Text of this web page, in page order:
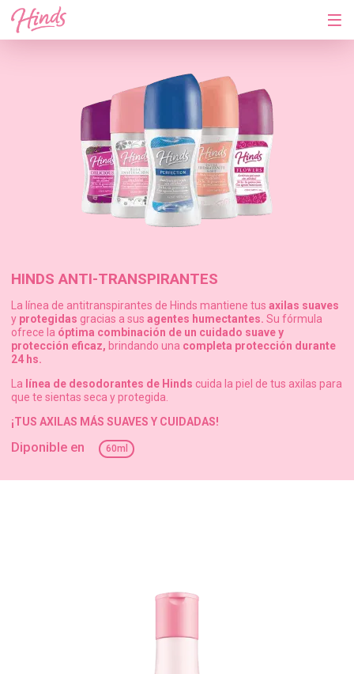
PRODUCTOS
HINDS BIO HIDRATACIÓN
HINDS ROSA PLUS
HINDS ROSA BEAUTY
HINDS REAFIRMANTE PRO
CREMAS PARA MANOS
TIPOS DE PIEL
COMPRA ACA
HINDS ANTI-TRANSPIRANTES
La línea de antitranspirantes de Hinds mantiene tus axilas suaves
y protegidas gracias a sus agentes humectantes. Su fórmula
ofrece la óptima combinación de un cuidado suave y
protección eficaz, brindando una completa protección durante
24 hs.
La línea de desodorantes de Hinds cuida la piel de tus axilas para
que te sientas seca y protegida.
¡TUS AXILAS MÁS SUAVES Y CUIDADAS!
Diponible en 60ml